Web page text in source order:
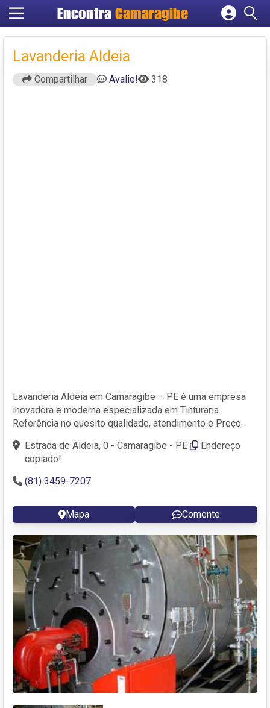
Encontra Camaragibe
Cadastrar empresa
Criar conta
Lavanderia Aldeia
Compartilhar Avalie! 318
Lavanderia Aldeia em Camaragibe – PE é uma empresa
inovadora e moderna especializada em Tinturaria.
Referência no quesito qualidade, atendimento e Preço.
Estrada de Aldeia, 0 - Camaragibe - PE
Endereço
copiado!
(81) 3459-7207
Mapa Comente